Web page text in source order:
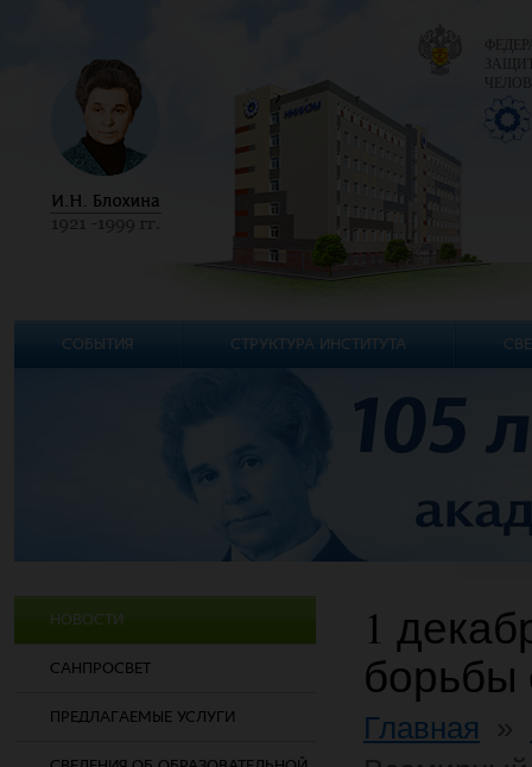
НОВОСТИ
САНПРОСВЕТ
ПРЕДЛАГАЕМЫЕ УСЛУГИ
1
Главная
СОБЫТИЯ СТРУКТУРА ИНСТИТУТА